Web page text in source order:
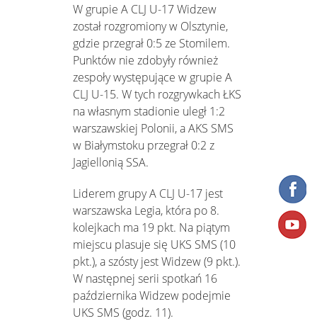
W grupie A CLJ U-17 Widzew
został rozgromiony w Olsztynie,
gdzie przegrał 0:5 ze Stomilem.
Punktów nie zdobyły również
zespoły występujące w grupie A
CLJ U-15. W tych rozgrywkach ŁKS
na własnym stadionie uległ 1:2
warszawskiej Polonii, a AKS SMS
w Białymstoku przegrał 0:2 z
Jagiellonią SSA.
Liderem grupy A CLJ U-17 jest
warszawska Legia, która po 8.
kolejkach ma 19 pkt. Na piątym
miejscu plasuje się UKS SMS (10
pkt.), a szósty jest Widzew (9 pkt.).
W następnej serii spotkań 16
października Widzew podejmie
UKS SMS (godz. 11).